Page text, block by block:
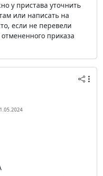
у пристава уточнить
или написать на
если не перевели
приказа